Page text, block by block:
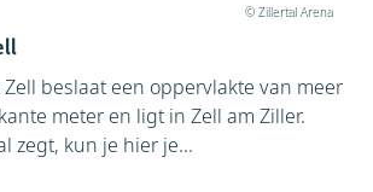
© Zillertal Arena
beslaat een oppervlakte van meer
meter en ligt in Zell am Ziller.
zegt, kun je hier je...